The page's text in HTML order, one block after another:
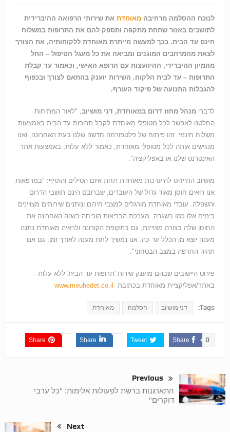
לנוכח ההסלמה מרחיבה מאוחדתאת שירותי הרפואה ההיברידית
לתושבים באזור שתחת מתקפה ותספק להם את התרופות במשלוח
חינם עד הבית. בכך למעשה מייתרת מאוחדת ללקוחותיה, את הצורך
לצאת מהמרחבים המוגנים ומביאה את כל מעגל הטיפול – החל
מהמיון ההיברידי, ההיוועצות עם הרופא האישי, וכאמור עד קבלת
התרופות – עד לבית הלקוח. השירות יוענק בהתאם לצורך ובכפוף
להגבלות התנועה של פיקוד העורף.
לדברי מנהל מחוז דרום במאוחדת, דני מושיוב, "לאור המתיחות
החלטנו לאפשר לכל מטופלי מאוחדת לקבל תרופות עד הבית באמצעות
משלוח חינמי. זהו פיתוח של פלטפורמה חדשה שלנו בעת האחרונה, ואנו
מנגישים אותה לכל מטופלי מאוחדת, כאמור ללא עלות, באמצעות אתר
האינטרנט שלנו או באפליקציה".
מושיוב התייחס להיערכות מאוחדת תחת איום הטילים והוסיף: "במרפאות
אנו רואים חוסן מאוד גדול של העובדים, שברובם הינם תושבי הדרום
והשפלה. עובדי מאוחדת מורגלים למצבי חירום ונותנים שירותים מצויינים
בימים אלו כמו בשגרה. מערכת הבריאות הוכיחה בשנה האחרונה את
החוסן שלה בצורה מצויינת, גם בתקופת הקורונה ולראיה מאוחדת נתנה
מענה יוצא מן הכלל עד כה. אנו נמשיך לתת מענה לאורך זמן, גם אם
תהיה החרפה במצב הבטחוני".
פירוט היישובים שבהם מוענק שירות 'תרופות עד הבית' ללא עלות –
באתר/אפליקציית מאוחדת בכתובת
Tags: דני מושיוב הסלמה מאוחדת
Share 0
Tweet
Share
Share
Previous
התארגנות ברשת לפעולות אלימות: "כל ערבי
דוקרים"
Next